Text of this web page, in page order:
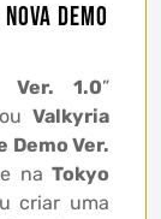
demo
Ver. 1.0”
Valkyria
Demo Ver.
na Tokyo
criar uma